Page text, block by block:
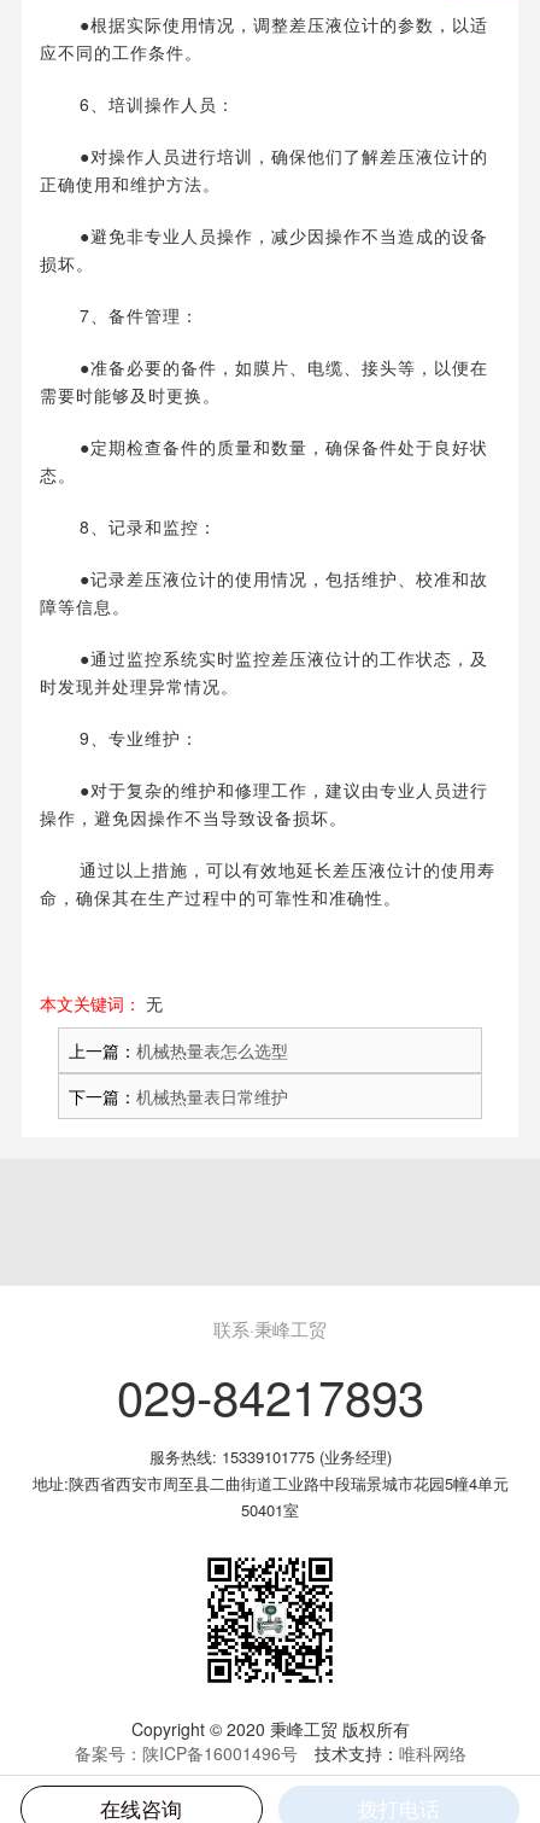
●根据实际使用情况，调整差压液位计的参数，以适
应不同的工作条件。
6、培训操作人员：
●对操作人员进行培训，确保他们了解差压液位计的
正确使用和维护方法。
●避免非专业人员操作，减少因操作不当造成的设备
损坏。
7、备件管理：
●准备必要的备件，如膜片、电缆、接头等，以便在
需要时能够及时更换。
●定期检查备件的质量和数量，确保备件处于良好状
态。
8、记录和监控：
●记录差压液位计的使用情况，包括维护、校准和故
障等信息。
●通过监控系统实时监控差压液位计的工作状态，及
时发现并处理异常情况。
9、专业维护：
●对于复杂的维护和修理工作，建议由专业人员进行
操作，避免因操作不当导致设备损坏。
通过以上措施，可以有效地延长差压液位计的使用寿
命，确保其在生产过程中的可靠性和准确性。
本文关键词： 无
上一篇： 机械热量表怎么选型
下一篇： 机械热量表日常维护
联系·秉峰工贸
029-84217893
服务热线: 15339101775 (业务经理)
地址:陕西省西安市周至县二曲街道工业路中段瑞景城市花园5幢4单元
50401室
Copyright © 2020 秉峰工贸 版权所有
备案号：陕ICP备16001496号技术支持： 唯科网络
联系我们
在线咨询 拨打电话